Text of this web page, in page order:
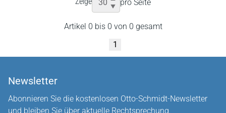
pro Seite
Artikel 0 bis 0 von 0 gesamt
1
Newsletter
Abonnieren Sie die kostenlosen Otto-Schmidt-Newsletter
und bleiben Sie über aktuelle Rechtsprechung,